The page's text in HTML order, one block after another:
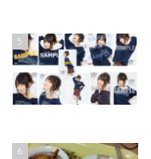
5
6